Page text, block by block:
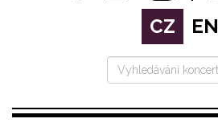
CZ EN